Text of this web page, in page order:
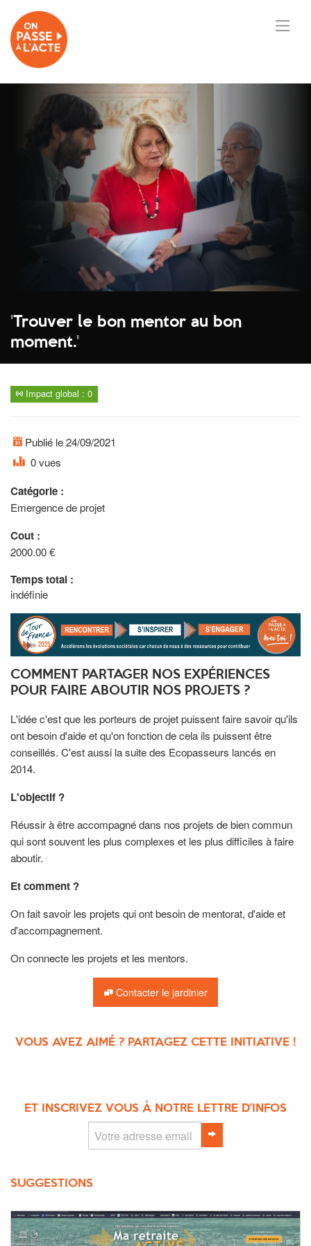
' Trouver le bon mentor au bon
moment.'
Impact global : 0
Publié le 24/09/2021
0 vues
Catégorie :
Emergence de projet
Cout :
2000.00 €
Temps total :
indéfinie
COMMENT PARTAGER NOS EXPÉRIENCES
POUR FAIRE ABOUTIR NOS PROJETS ?
L'idée c'est que les porteurs de projet puissent faire savoir qu'ils
ont besoin d'aide et qu'on fonction de cela ils puissent être
conseillés. C'est aussi la suite des Ecopasseurs lancés en
2014.
L'objectif ?
Réussir à être accompagné dans nos projets de bien commun
qui sont souvent les plus complexes et les plus difficiles à faire
aboutir.
Et comment ?
On fait savoir les projets qui ont besoin de mentorat, d'aide et
d'accompagnement.
On connecte les projets et les mentors.
Contacter le jardinier
VOUS AVEZ AIMÉ ? PARTAGEZ CETTE INITIATIVE !
ET INSCRIVEZ VOUS À NOTRE LETTRE D'INFOS
SUGGESTIONS